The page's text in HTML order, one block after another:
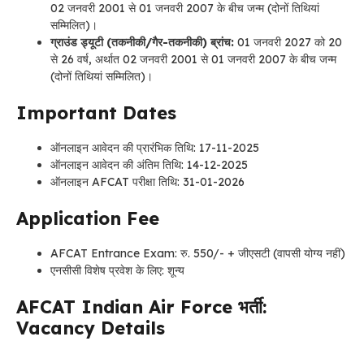
02 जनवरी 2001 से 01 जनवरी 2007 के बीच जन्म (दोनों तिथियां
सम्मिलित)।
ग्राउंड ड्यूटी (तकनीकी/गैर-तकनीकी) ब्रांच: 01 जनवरी 2027 को 20
से 26 वर्ष, अर्थात 02 जनवरी 2001 से 01 जनवरी 2007 के बीच जन्म
(दोनों तिथियां सम्मिलित)।
Important Dates
ऑनलाइन आवेदन की प्रारंभिक तिथि: 17-11-2025
ऑनलाइन आवेदन की अंतिम तिथि: 14-12-2025
ऑनलाइन AFCAT परीक्षा तिथि: 31-01-2026
Application Fee
AFCAT Entrance Exam: रु. 550/- + जीएसटी (वापसी योग्य नहीं)
एनसीसी विशेष प्रवेश के लिए: शून्य
AFCAT Indian Air Force भर्ती:
Vacancy Details